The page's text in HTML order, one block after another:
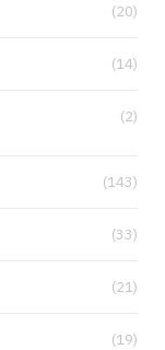
(20)
(14)
(2)
(143)
(33)
(21)
(19)